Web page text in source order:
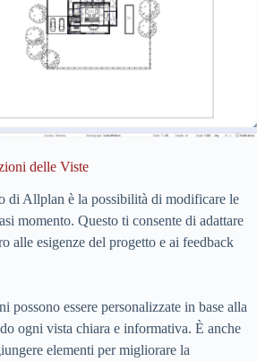
delle Viste
di Allplan è la possibilità di modificare le
momento. Questo ti consente di adattare
alle esigenze del progetto e ai feedback
possono essere personalizzate in base alla
ogni vista chiara e informativa. È anche
elementi per migliorare la